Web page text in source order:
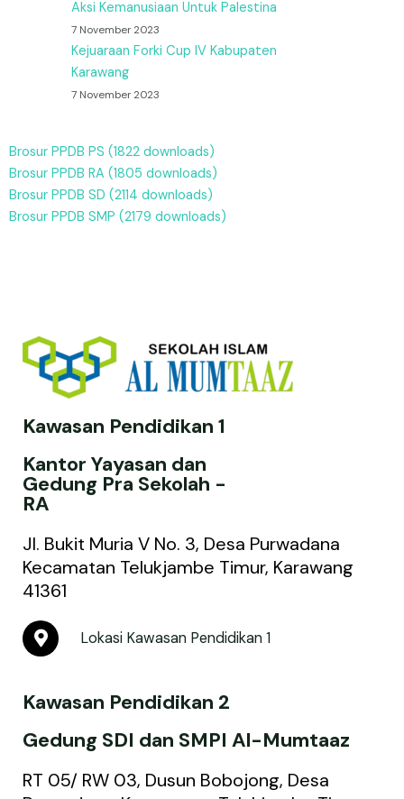
Aksi Kemanusiaan Untuk Palestina
7 November 2023
Kejuaraan Forki Cup IV Kabupaten
Karawang
7 November 2023
Brosur PPDB PS (1822 downloads)
Brosur PPDB RA (1805 downloads)
Brosur PPDB SD (2114 downloads)
Brosur PPDB SMP (2179 downloads)
Kawasan Pendidikan 1
Kantor Yayasan dan
Gedung Pra Sekolah -
RA
Jl. Bukit Muria V No. 3, Desa Purwadana
Kecamatan Telukjambe Timur, Karawang
41361
M
a
m
r
e
Lokasi Kawasan Pendidikan 1
Kawasan Pendidikan 2
Gedung SDI dan SMPI Al-Mumtaaz
RT 05/ RW 03, Dusun Bobojong, Desa